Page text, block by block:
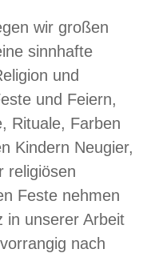
wir großen
sinnhafte
und
und Feiern,
Rituale, Farben
Kindern Neugier,
religiösen
Feste nehmen
in unserer Arbeit
nach